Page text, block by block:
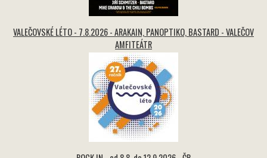
VALEČOVSKÉ LÉTO - 7.8.2026 - ARAKAIN, PANOPTIKO, BASTARD - VALEČOV
AMFITEÁTR